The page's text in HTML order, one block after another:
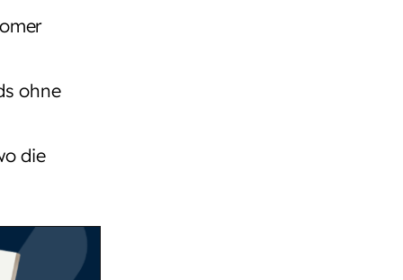
ohne
die